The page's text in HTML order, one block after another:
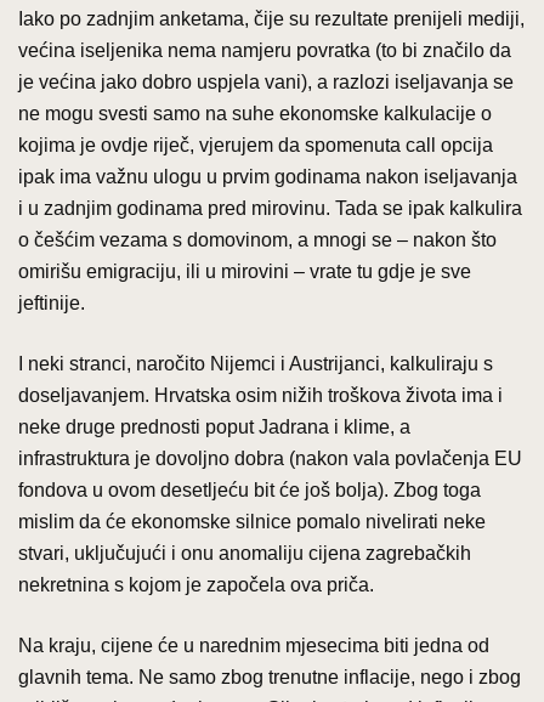
Iako po zadnjim anketama, čije su rezultate prenijeli mediji,
većina iseljenika nema namjeru povratka (to bi značilo da
je većina jako dobro uspjela vani), a razlozi iseljavanja se
ne mogu svesti samo na suhe ekonomske kalkulacije o
kojima je ovdje riječ, vjerujem da spomenuta call opcija
ipak ima važnu ulogu u prvim godinama nakon iseljavanja
i u zadnjim godinama pred mirovinu. Tada se ipak kalkulira
o češćim vezama s domovinom, a mnogi se – nakon što
omirišu emigraciju, ili u mirovini – vrate tu gdje je sve
jeftinije.
I neki stranci, naročito Nijemci i Austrijanci, kalkuliraju s
doseljavanjem. Hrvatska osim nižih troškova života ima i
neke druge prednosti poput Jadrana i klime, a
infrastruktura je dovoljno dobra (nakon vala povlačenja EU
fondova u ovom desetljeću bit će još bolja). Zbog toga
mislim da će ekonomske silnice pomalo nivelirati neke
stvari, uključujući i onu anomaliju cijena zagrebačkih
nekretnina s kojom je započela ova priča.
Na kraju, cijene će u narednim mjesecima biti jedna od
glavnih tema. Ne samo zbog trenutne inflacije, nego i zbog